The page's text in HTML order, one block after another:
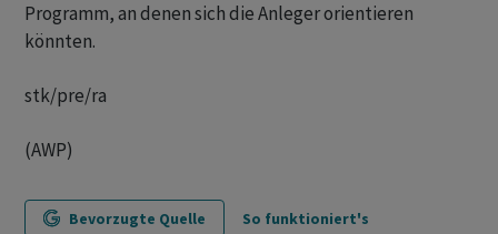
Programm, an denen sich die Anleger orientieren
könnten.
stk/pre/ra
(AWP)
Bevorzugte Quelle So funktioniert's